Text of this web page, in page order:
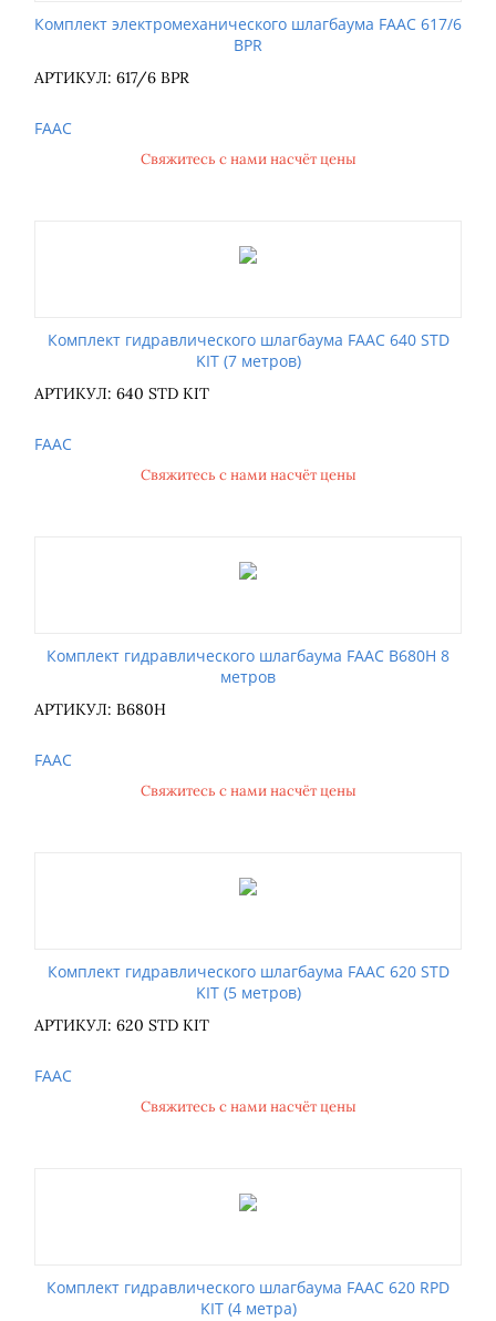
Комплект электромеханического шлагбаума FAAC 617/6
BPR
АРТИКУЛ: 617/6 BPR
FAAC
Свяжитесь с нами насчёт цены
Комплект гидравлического шлагбаума FAAC 640 STD
KIT (7 метров)
АРТИКУЛ: 640 STD KIT
FAAC
Свяжитесь с нами насчёт цены
Комплект гидравлического шлагбаума FAAC B680H 8
метров
АРТИКУЛ: B680H
FAAC
Свяжитесь с нами насчёт цены
Комплект гидравлического шлагбаума FAAC 620 STD
KIT (5 метров)
АРТИКУЛ: 620 STD KIT
FAAC
Свяжитесь с нами насчёт цены
Комплект гидравлического шлагбаума FAAC 620 RPD
KIT (4 метра)